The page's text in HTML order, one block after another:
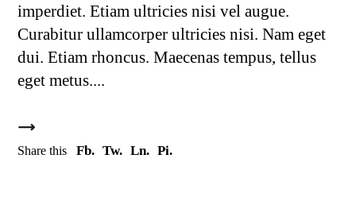
imperdiet. Etiam ultricies nisi vel augue.
Curabitur ullamcorper ultricies nisi. Nam eget
dui. Etiam rhoncus. Maecenas tempus, tellus
eget metus.
Share this Fb. Tw. Ln. Pi.